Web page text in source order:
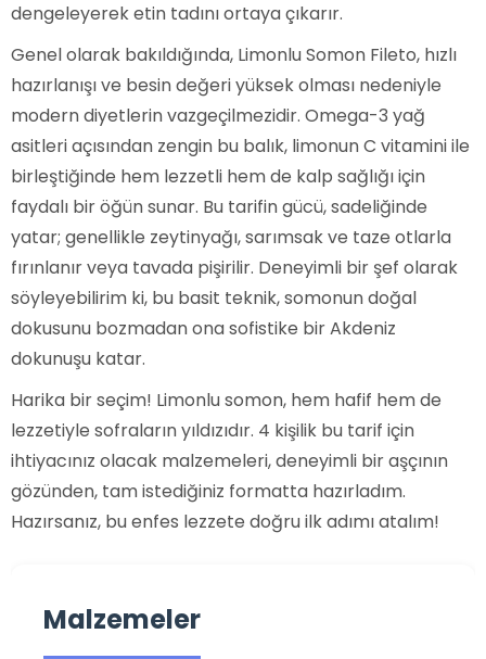
dengeleyerek etin tadını ortaya çıkarır.
Genel olarak bakıldığında, Limonlu Somon Fileto, hızlı
hazırlanışı ve besin değeri yüksek olması nedeniyle
modern diyetlerin vazgeçilmezidir. Omega-3 yağ
asitleri açısından zengin bu balık, limonun C vitamini ile
birleştiğinde hem lezzetli hem de kalp sağlığı için
faydalı bir öğün sunar. Bu tarifin gücü, sadeliğinde
yatar; genellikle zeytinyağı, sarımsak ve taze otlarla
fırınlanır veya tavada pişirilir. Deneyimli bir şef olarak
söyleyebilirim ki, bu basit teknik, somonun doğal
dokusunu bozmadan ona sofistike bir Akdeniz
dokunuşu katar.
Harika bir seçim! Limonlu somon, hem hafif hem de
lezzetiyle sofraların yıldızıdır. 4 kişilik bu tarif için
ihtiyacınız olacak malzemeleri, deneyimli bir aşçının
gözünden, tam istediğiniz formatta hazırladım.
Hazırsanız, bu enfes lezzete doğru ilk adımı atalım!
Malzemeler